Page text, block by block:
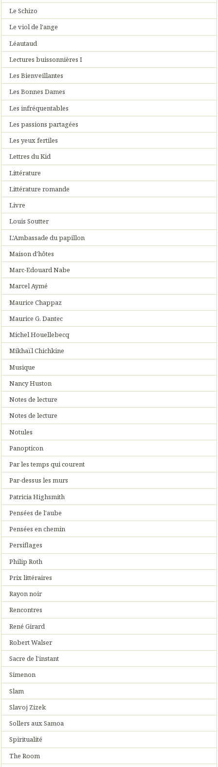
Le Schizo
Le viol de l'ange
Léautaud
Lectures buissonnières I
Les Bienveillantes
Les Bonnes Dames
Les infréquentables
Les passions partagées
Les yeux fertiles
Lettres du Kid
Littérature
Littérature romande
Livre
Louis Soutter
L'Ambassade du papillon
Maison d'hôtes
Marc-Edouard Nabe
Marcel Aymé
Maurice Chappaz
Maurice G. Dantec
Michel Houellebecq
Mikhaïl Chichkine
Musique
Nancy Huston
Notes de lecture
Notes de lecture
Notules
Panopticon
Par les temps qui courent
Par-dessus les murs
Patricia Highsmith
Pensées de l'aube
Pensées en chemin
Persiflages
Philip Roth
Prix littéraires
Rayon noir
Rencontres
René Girard
Robert Walser
Sacre de l'instant
Simenon
Slam
Slavoj Zizek
Sollers aux Samoa
Spiritualité
The Room